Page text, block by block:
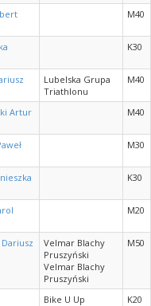
M40
K30
Lubelska Grupa
Triathlonu
M40
Artur M40
M30
K30
M20
Velmar Blachy
Pruszyński
Velmar Blachy
Pruszyński
M50
Bike U Up K20